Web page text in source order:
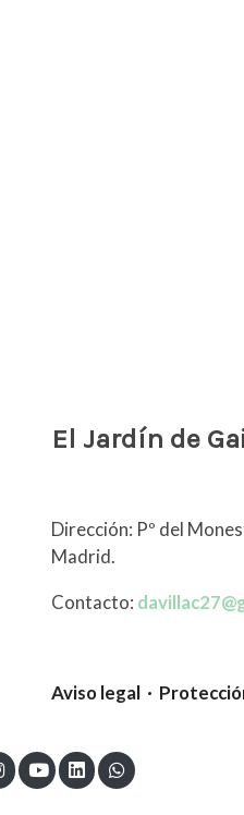
El Jardín de
Dirección: Pº del
Madrid.
Contacto:
Aviso legal ·